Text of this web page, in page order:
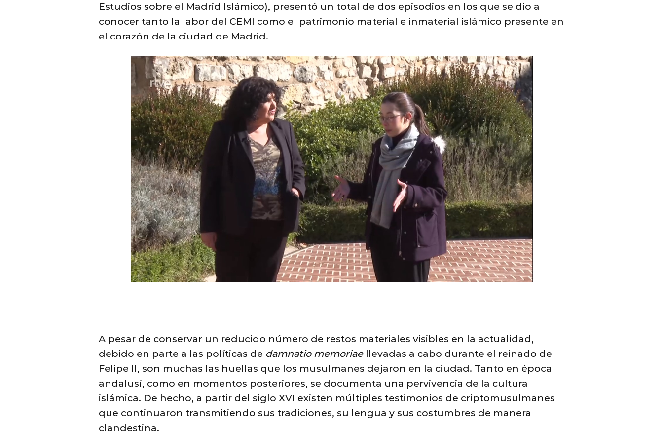
Estudios sobre el Madrid Islámico), presentó un total de dos episodios en los que se dio a
conocer tanto la labor del CEMI como el patrimonio material e inmaterial islámico presente en
el corazón de la ciudad de Madrid.
A pesar de conservar un reducido número de restos materiales visibles en la actualidad,
debido en parte a las políticas de damnatio memoriaellevadas a cabo durante el reinado de
Felipe II, son muchas las huellas que los musulmanes dejaron en la ciudad. Tanto en época
andalusí, como en momentos posteriores, se documenta una pervivencia de la cultura
islámica. De hecho, a partir del siglo XVI existen múltiples testimonios de criptomusulmanes
que continuaron transmitiendo sus tradiciones, su lengua y sus costumbres de manera
clandestina.